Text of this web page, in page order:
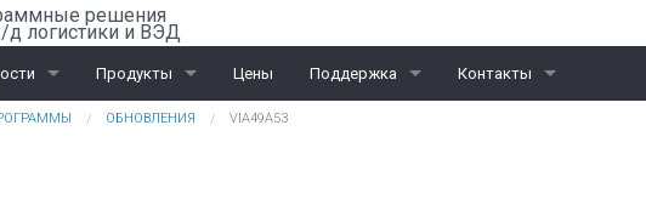
решения
логистики и ВЭД
Продукты
Rail-Офис
Цены Поддержка Контакты
ОБНОВЛЕНИЯ VIA49A53